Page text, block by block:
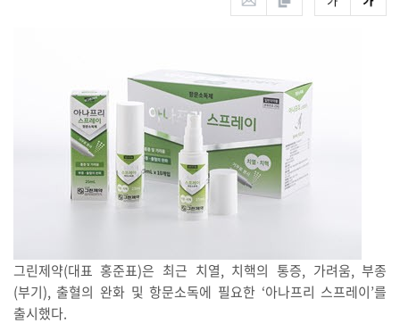
그린제약(대표 홍준표)은 최근 치열, 치핵의 통증, 가려움, 부종
(부기), 출혈의 완화 및 항문소독에 필요한 ‘아나프리 스프레이’를
출시했다.